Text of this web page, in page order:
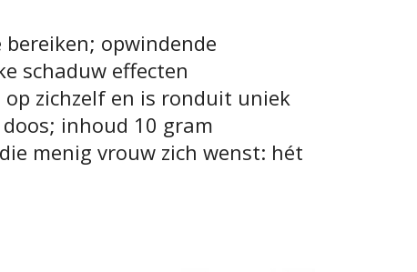
opwindende
schaduw effecten
zichzelf en is ronduit uniek
inhoud 10 gram
menig vrouw zich wenst: hét